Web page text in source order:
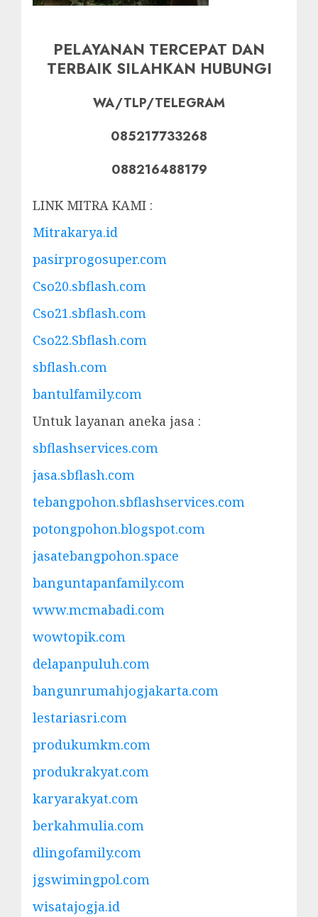
PELAYANAN TERCEPAT DAN
TERBAIK SILAHKAN HUBUNGI
WA/TLP/TELEGRAM
085217733268
088216488179
LINK MITRA KAMI :
Mitrakarya.id
pasirprogosuper.com
Cso20.sbflash.com
Cso21.sbflash.com
Cso22.Sbflash.com
sbflash.com
bantulfamily.com
Untuk layanan aneka jasa :
sbflashservices.com
jasa.sbflash.com
tebangpohon.sbflashservices.com
potongpohon.blogspot.com
jasatebangpohon.space
banguntapanfamily.com
www.mcmabadi.com
wowtopik.com
delapanpuluh.com
bangunrumahjogjakarta.com
lestariasri.com
produkumkm.com
produkrakyat.com
karyarakyat.com
berkahmulia.com
dlingofamily.com
jgswimingpol.com
wisatajogja.id